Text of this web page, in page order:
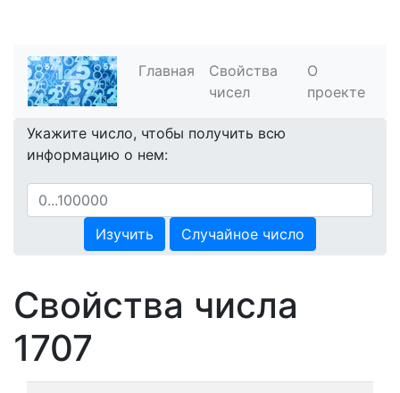
Главная
Свойства
чисел
О
проекте
Укажите число, чтобы получить всю
информацию о нем:
Изучить Случайное число
Свойства числа
1707